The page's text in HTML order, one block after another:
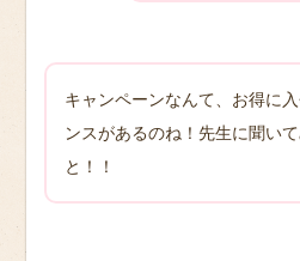
キャンペーンなんて、お得に
ンスがあるのね！先生に聞い
と！！